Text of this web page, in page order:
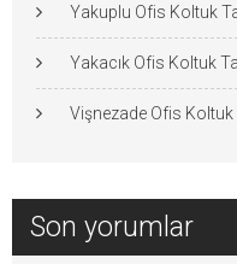
Yakuplu Ofis Koltuk
Yakacık Ofis Koltuk
Vişnezade Ofis
Son yorumlar